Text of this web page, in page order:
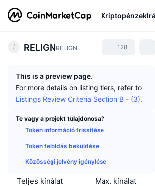
Kriptopénzek
RELIGNRELIGN 128
This is a preview page.
For more details on listing tiers, refer to
Listings Review Criteria Section B - (3).
Te vagy a projekt tulajdonosa?
Token információ frissítése
Token feloldás beküldése
Közösségi jelvény igénylése
Teljes kínálat
Max. kínálat